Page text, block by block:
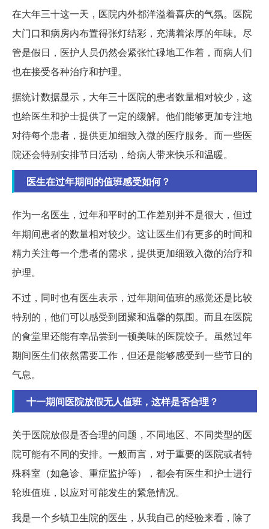
在大年三十这一天，医院内外都洋溢着喜庆的气氛。医院
大门口和病房内布置得张灯结彩，充满着浓厚的年味。尽
管是假日，医护人员仍然会紧张忙碌地工作着，而病人们
也在接受各种治疗和护理。
据统计数据显示，大年三十医院的患者数量相对较少，这
也给医生和护士提供了一定的缓解。他们能够更加专注地
对待每个患者，提供更加细致入微的医疗服务。而一些医
院还会特别安排节日活动，给病人带来快乐和温暖。
医生在过年期间的值班感受如何？
作为一名医生，过年和平时的工作差别并不是很大，但过
年期间患者的数量相对较少。这让医生们有更多的时间和
精力关注每一个患者的需求，提供更加细致入微的治疗和
护理。
不过，同时也有医生表示，过年期间值班的感觉还是比较
特别的，他们可以感受到团聚和温馨的氛围。而且在医院
的食堂里还能有幸品尝到一顿美味的医院饺子。虽然过年
期间医生们依然需要工作，但还是能够感受到一些节日的
气息。
十一期间医院放假无人值班，这样是否合理？
关于医院放假是否合理的问题，不同地区、不同类型的医
院可能有不同的安排。一般而言，对于重要的医院或者特
殊科室（如急诊、重症监护等），都会有医生和护士进行
轮班值班，以应对可能发生的紧急情况。
我是一个乡镇卫生院的医生，从我自己的经验来看，除了